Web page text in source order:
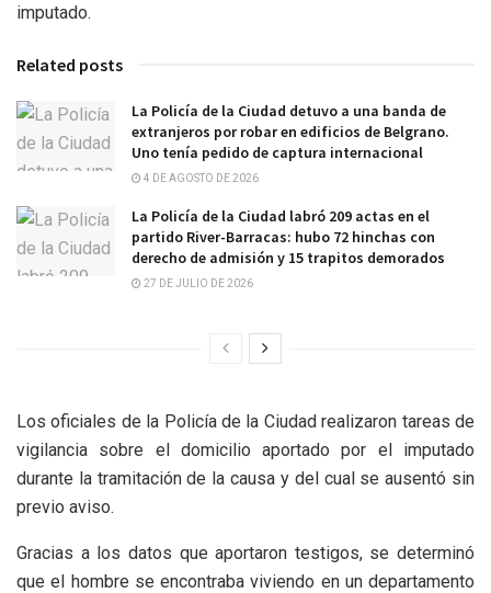
imputado.
Related posts
La Policía de la Ciudad detuvo a una banda de
extranjeros por robar en edificios de Belgrano.
Uno tenía pedido de captura internacional
4 DE AGOSTO DE 2026
La Policía de la Ciudad labró 209 actas en el
partido River-Barracas: hubo 72 hinchas con
derecho de admisión y 15 trapitos demorados
27 DE JULIO DE 2026
Los oficiales de la Policía de la Ciudad realizaron tareas de
vigilancia sobre el domicilio aportado por el imputado
durante la tramitación de la causa y del cual se ausentó sin
previo aviso.
Gracias a los datos que aportaron testigos, se determinó
que el hombre se encontraba viviendo en un departamento